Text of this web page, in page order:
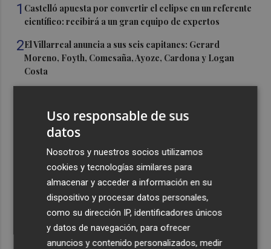
1 Castelló apuesta por convertir el eclipse en un referente
científico: recibirá a un gran equipo de expertos
2El Villarreal anuncia a sus seis capitanes: Gerard
Moreno, Foyth, Comesaña, Ayoze, Cardona y Logan
Costa
San Javier da viabilidad al nuevo contrato del transporte
324 habitaciones
Estos son los estrenos que abren la cartelera en agosto:
de la comedia 'El último mono' a una nueva entrega de
'La Patrulla Canina'
Uso responsable de sus
datos
Nosotros y nuestros socios utilizamos
cookies y tecnologías similares para
almacenar y acceder a información en su
dispositivo y procesar datos personales,
como su dirección IP, identificadores únicos
y datos de navegación, para ofrecer
anuncios y contenido personalizados, medir